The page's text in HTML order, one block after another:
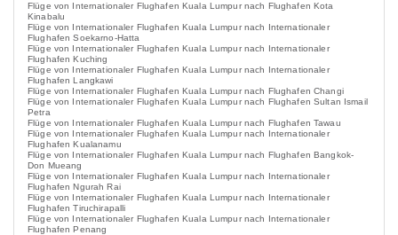
Flüge von Internationaler Flughafen Kuala Lumpur nach Flughafen Kota
Kinabalu
Flüge von Internationaler Flughafen Kuala Lumpur nach Internationaler
Flughafen Soekarno-Hatta
Flüge von Internationaler Flughafen Kuala Lumpur nach Internationaler
Flughafen Kuching
Flüge von Internationaler Flughafen Kuala Lumpur nach Internationaler
Flughafen Langkawi
Flüge von Internationaler Flughafen Kuala Lumpur nach Flughafen Changi
Flüge von Internationaler Flughafen Kuala Lumpur nach Flughafen Sultan Ismail
Petra
Flüge von Internationaler Flughafen Kuala Lumpur nach Flughafen Tawau
Flüge von Internationaler Flughafen Kuala Lumpur nach Internationaler
Flughafen Kualanamu
Flüge von Internationaler Flughafen Kuala Lumpur nach Flughafen Bangkok-
Don Mueang
Flüge von Internationaler Flughafen Kuala Lumpur nach Internationaler
Flughafen Ngurah Rai
Flüge von Internationaler Flughafen Kuala Lumpur nach Internationaler
Flughafen Tiruchirapalli
Flüge von Internationaler Flughafen Kuala Lumpur nach Internationaler
Flughafen Penang